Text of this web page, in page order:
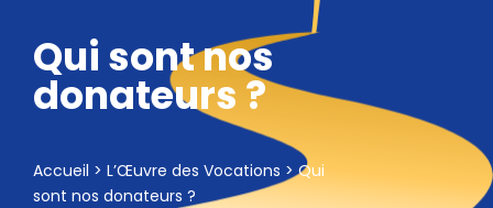
Qui sont nos
donateurs ?
Accueil > L’Œuvre des Vocations >Qui
sont nos donateurs ?